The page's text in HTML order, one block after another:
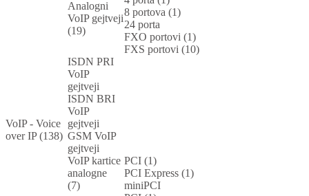
VoIP - Voice
over IP (138)
Analogni
VoIP gejtveji
(19)
8 portova (1)
24 porta
FXO portovi (1)
FXS portovi (10)
ISDN PRI
VoIP
gejtveji
ISDN BRI
VoIP
gejtveji
GSM VoIP
gejtveji
VoIP kartice
analogne
(7)
PCI (1)
PCI Express (1)
miniPCI